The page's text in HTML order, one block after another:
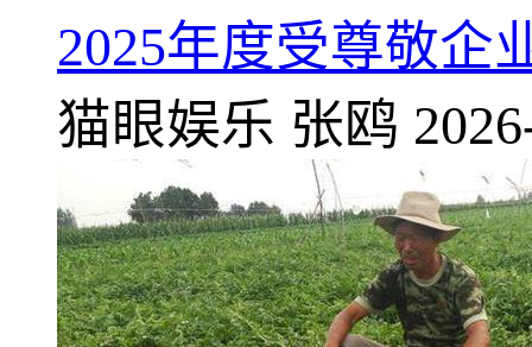
2025年度受尊敬企
猫眼娱乐 张鸥